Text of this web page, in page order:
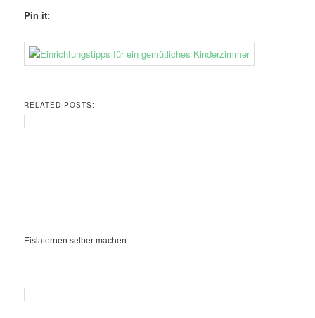
Pin it:
RELATED POSTS:
Eislaternen selber machen